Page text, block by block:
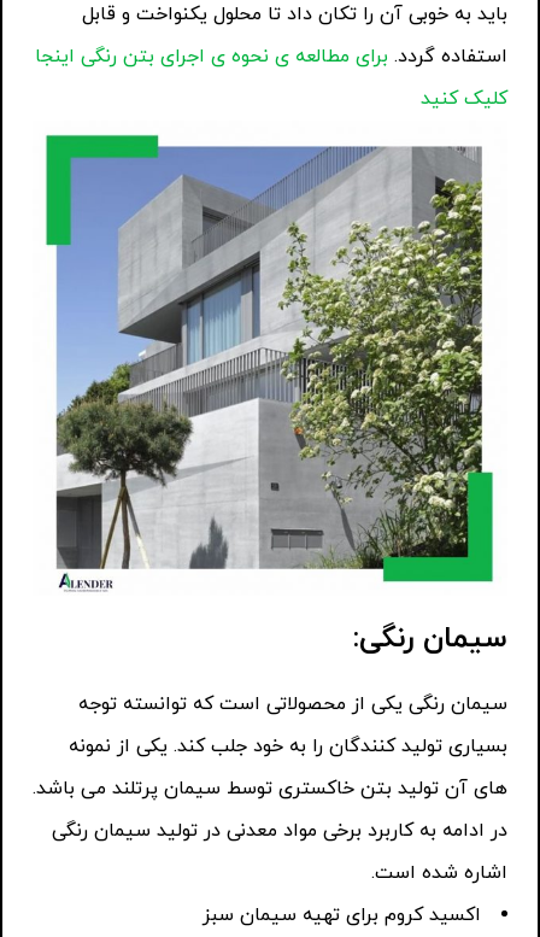
باید به خوبی آن را تکان داد تا محلول یکنواخت و قابل
استفاده گردد. برای مطالعه ی نحوه ی اجرای بتن رنگی اینجا
کلیک کنید
سیمان رنگی:
سیمان رنگی یکی از محصولاتی است که توانسته توجه
بسیاری تولید کنندگان را به خود جلب کند. یکی از نمونه
های آن تولید بتن خاکستری توسط سیمان پرتلند می باشد.
در ادامه به کاربرد برخی مواد معدنی در تولید سیمان رنگی
اشاره شده است.
اکسید کروم برای تهیه سیمان سبز